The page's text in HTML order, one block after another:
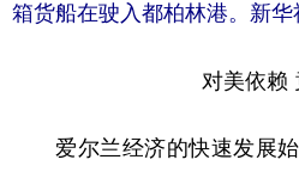
广东 广西
贵州
箱货船在驶入都柏林港。新华
对美依赖
爱尔兰经济的快速发展始